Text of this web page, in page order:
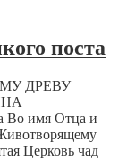
поста
ДРЕВУ
Во имя Отца и
Церковь чад